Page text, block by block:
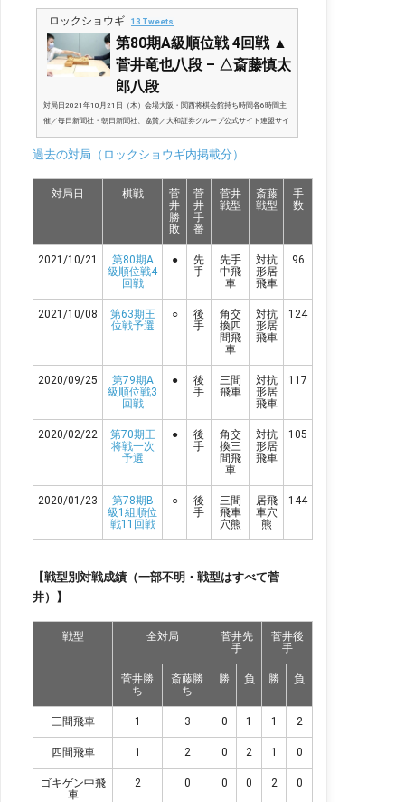
ロックショウギ 13 Tweets
第80期A級順位戦 4回戦 ▲
菅井竜也八段 – △斎藤慎太
郎八段
対局日2021年10月21日（木）会場大阪・関西将棋会館持ち時間各6時間主
催／毎日新聞社・朝日新聞社、協賛／大和証券グループ公式サイト連盟サイ
ト／名人戦・順位戦：日本将棋連盟名人戦速報（有料）／名人戦棋譜速報│
将棋・名人戦順位戦棋譜速報サイト応援掲示板（有料）／名人戦棋譜速報｜
将棋ソフトは、2020年世界コンピュータ将棋オンライン大会で優勝した
過去の対局（ロックショウギ内掲載分）
対局日 棋戦
菅
井
勝
敗
菅
井
手
番
菅井
戦型
斎藤
戦型
手
数
2021/10/21
第80期A
級順位戦4
回戦
●
先
手
先手
中飛
車
対抗
形居
飛車
96
2021/10/08
第63期王
位戦予選
○
後
手
角交
換四
間飛
車
対抗
形居
飛車
124
2020/09/25
第79期A
級順位戦3
回戦
●
後
手
三間
飛車
対抗
形居
飛車
117
2020/02/22
第70期王
将戦一次
予選
●
後
手
角交
換三
間飛
車
対抗
形居
飛車
105
2020/01/23
第78期B
級1組順位
戦11回戦
○
後
手
三間
飛車
穴熊
居飛
車穴
熊
144
【戦型別対戦成績（一部不明・戦型はすべて菅
井）】
戦型 全対局
菅井先
手
菅井後
手
菅井勝
ち
斎藤勝
ち
勝 負 勝 負
三間飛車 1 3 0 1 1 2
四間飛車 1 2 0 2 1 0
ゴキゲン中飛
車
2 0 0 0 2 0